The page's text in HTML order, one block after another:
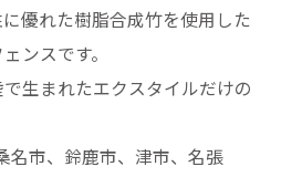
優れた樹脂合成竹を使用した
ンスです。
生まれたエクスタイルだけの
名市、鈴鹿市、津市、名張